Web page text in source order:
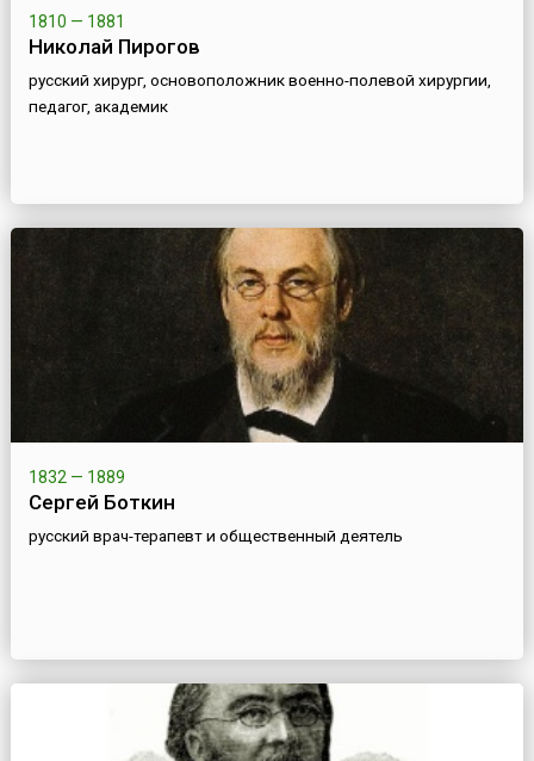
1810 — 1881
Николай Пирогов
русский хирург, основоположник военно-полевой хирургии,
педагог, академик
1832 — 1889
Сергей Боткин
русский врач-терапевт и общественный деятель